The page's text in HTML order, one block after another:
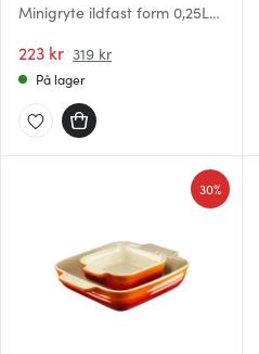
Minigryte ildfast form 0,25L
223 kr 319 kr
På lager
30%